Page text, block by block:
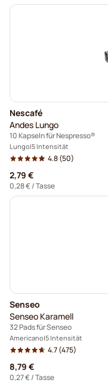
Nescafé
Andes Lungo
10 Kapseln für Nespresso®
Lungo 5 Intensität
4.8(50)
2,79 €
0,28 €/ Tasse
Senseo
Senseo Karamell
32 Pads für Senseo
Americano 5 Intensität
4.7(475)
8,79 €
0,27 €/ Tasse